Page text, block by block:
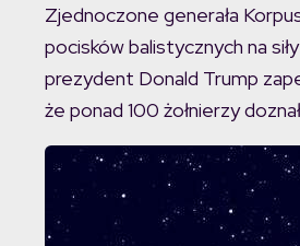
Zjednoczone generała
pocisków balistycznych na
prezydent Donald Trump
że ponad 100 żołnierzy